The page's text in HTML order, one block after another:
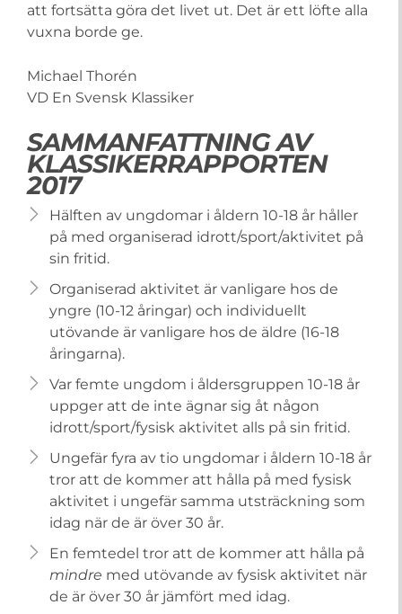
att fortsätta göra det livet ut. Det är ett löfte alla
vuxna borde ge.
Michael Thorén
VD En Svensk Klassiker
SAMMANFATTNING AV
KLASSIKERRAPPORTEN
2017
Hälften av ungdomar i åldern 10-18 år håller
på med organiserad idrott/sport/aktivitet på
sin fritid.
Organiserad aktivitet är vanligare hos de
yngre (10-12 åringar) och individuellt
utövande är vanligare hos de äldre (16-18
åringarna).
Var femte ungdom i åldersgruppen 10-18 år
uppger att de inte ägnar sig åt någon
idrott/sport/fysisk aktivitet alls på sin fritid.
Ungefär fyra av tio ungdomar i åldern 10-18 år
tror att de kommer att hålla på med fysisk
aktivitet i ungefär samma utsträckning som
idag när de är över 30 år.
En femtedel tror att de kommer att hålla på
mindre med utövande av fysisk aktivitet när
de är över 30 år jämfört med idag.